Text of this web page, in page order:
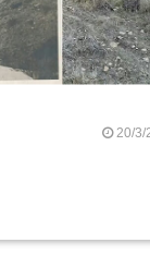
20/3/